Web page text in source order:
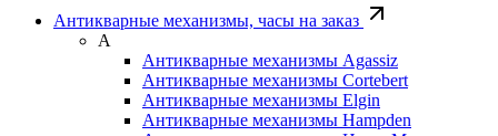
Антикварные механизмы, часы на заказ
А
Антикварные механизмы Agassiz
Антикварные механизмы Cortebert
Антикварные механизмы Elgin
Антикварные механизмы Hampden